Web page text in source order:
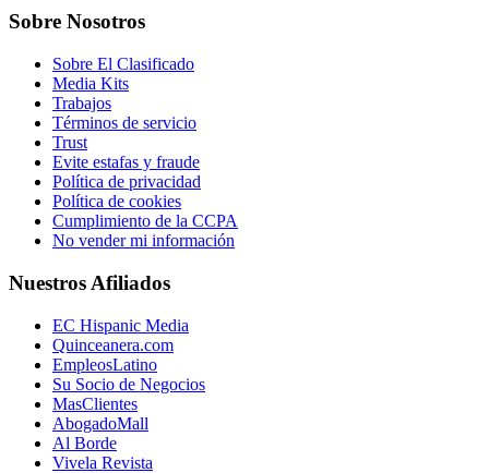
Sobre Nosotros
Sobre El Clasificado
Media Kits
Trabajos
Términos de servicio
Trust
Evite estafas y fraude
Política de privacidad
Política de cookies
Cumplimiento de la CCPA
No vender mi información
Nuestros Afiliados
EC Hispanic Media
Quinceanera.com
EmpleosLatino
Su Socio de Negocios
MasClientes
AbogadoMall
Al Borde
Vivela Revista